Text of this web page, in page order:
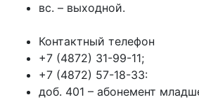
вс. – выходной.
Контактный телефон
+7 (4872) 31-99-11;
+7 (4872) 57-18-33:
доб. 401 – абонемент